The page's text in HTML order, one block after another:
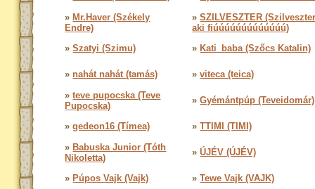
» Mr.Haver (Székely
Endre)
»SZILVESZTER
aki fiúúúúúúúúúúúúú)
»Szatyi (Szimu) » Kati_baba (Szőcs Katalin)
» nahát nahát (tamás) »viteca (teica)
»teve pupocska (Teve
Pupocska)
»Gyémántpúp (Teveidomár)
»gedeon16 (Tímea) »TTIMI (TIMI)
» Babuska Junior (Tóth
Nikoletta)
»ÚJÉV (ÚJÉV)
» Púpos Vajk (Vajk) »Tewe Vajk (VAJK)